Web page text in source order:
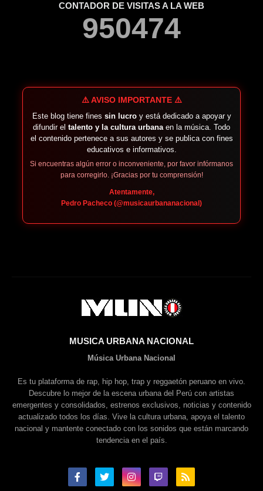
CONTADOR DE VISITAS A LA WEB
950474
⚠️ AVISO IMPORTANTE ⚠️
Este blog tiene fines sin lucroy está dedicado a apoyar y
difundir el talento y la cultura urbanaen la música. Todo
el contenido pertenece a sus autores y se publica con fines
educativos e informativos.
Si encuentras algún error o inconveniente, por favor infórmanos
para corregirlo. ¡Gracias por tu comprensión!
Atentamente,
Pedro Pacheco (@musicaurbananacional)
MUSICA URBANA NACIONAL
Música Urbana Nacional
Es tu plataforma de rap, hip hop, trap y reggaetón peruano en vivo.
Descubre lo mejor de la escena urbana del Perú con artistas
emergentes y consolidados, estrenos exclusivos, noticias y contenido
actualizado todos los días. Vive la cultura urbana, apoya el talento
nacional y mantente conectado con los sonidos que están marcando
tendencia en el país.